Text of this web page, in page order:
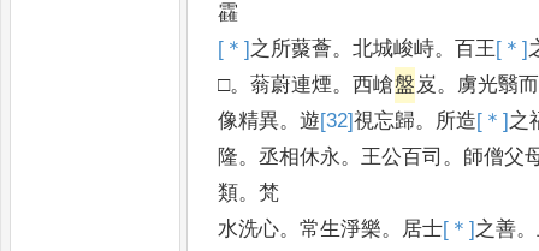
靃
[＊] 之所藂薈。北城峻峙。 百王[＊]
□。蓊蔚連煙。 西嵢盤 岌。 虜光翳
像精異。遊[32]視忘歸。 所造[＊] 之
隆。丞相休永。王公百司 。 師僧父
類。梵
水洗心。常生淨樂。 居士[＊] 之善。